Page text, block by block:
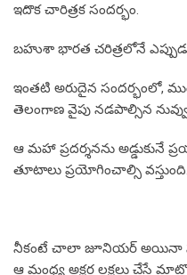
ఇదొక చారిత్రక సందర్భం.
బహుశా భారత చరిత్రలోనే
ఇంతటి అరుదైన సందర్భంలో,
తెలంగాణ వైపు నడపాల్సిన
ఆ మహా ప్రదర్శనను అడ్డుకునే
తూటాలు ప్రయోగించాల్సి వస్తుంది.
నీకంటే చాలా జూనియర్ అయినా
ఆ మంధ్య అక్షర లక్షలు చేసే